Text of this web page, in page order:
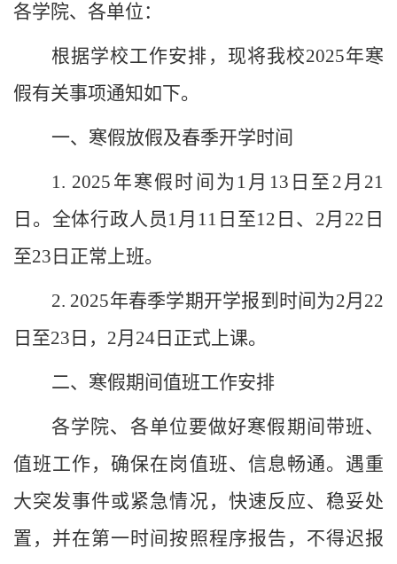
各学院、各单位：
根据学校工作安排，现将我校2025年寒
假有关事项通知如下。
一、 寒假放假及春季开学时间
1. 2025 年寒假时间为 1 月 13 日至 2 月 21
日。全体行政人员 1月 11 日至12 日、 2月 22 日
至23 日 正常上班。
2. 2025年春季学期开学报到时间为2月 22
日 至23 日 ， 2月 24 日正式上课。
二、 寒假期间值班工作安排
各学院、各单位要做好寒假期间 带班、
值班工作，确保在岗值班、 信息畅通。遇重
大突发事件或紧急情况，快速反应、稳妥处
置， 并在第一时间按照程序报告 ，不得迟报